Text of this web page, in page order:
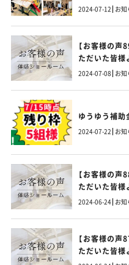
2024-07-12 お知
【お客様の声
ただいた皆様
2024-07-08 お知
ゆうゆう補助
2024-07-22 お知
【お客様の声
ただいた皆様
2024-06-24 お知
【お客様の声
ただいた皆様